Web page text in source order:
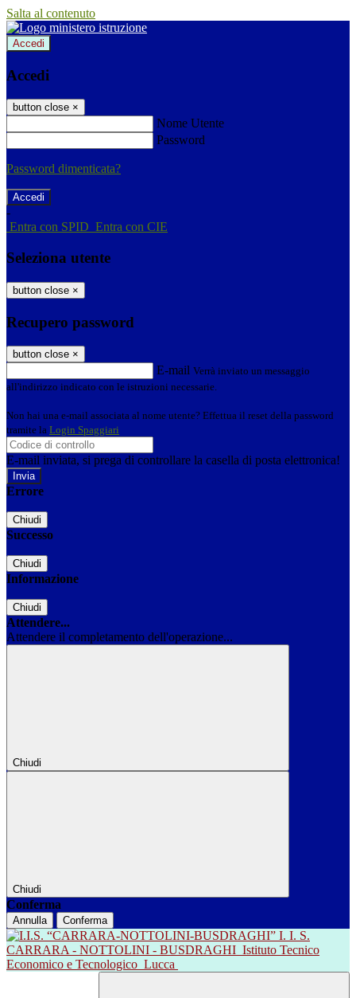
Salta al contenuto
Accedi
Accedi
button close ×
Nome Utente
Password
Password dimenticata?
-
Entra con SPID Entra con CIE
Seleziona utente
button close ×
Recupero password
button close ×
E-mail Verrà inviato un messaggio
all'indirizzo indicato con le istruzioni necessarie.
Non hai una e-mail associata al nome utente? Effettua il reset della password
tramite la Login Spaggiari
E-mail inviata, si prega di controllare la casella di posta elettronica!
Errore
Chiudi
Successo
Chiudi
Informazione
Chiudi
Attendere...
Attendere il completamento dell'operazione...
Chiudi
Chiudi
Conferma
Annulla Conferma
I. I. S.
CARRARA - NOTTOLINI - BUSDRAGHI Istituto Tecnico
Economico e Tecnologico Lucca